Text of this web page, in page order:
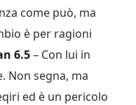
come può, ma
è per ragioni
6.5– Con lui in
Non segna, ma
ed è un pericolo